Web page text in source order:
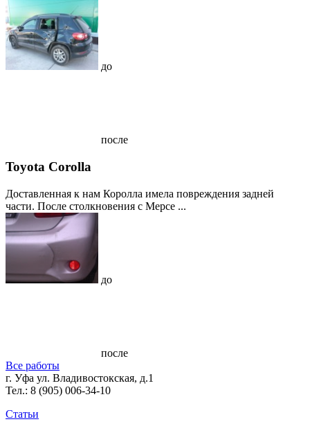
до
после
Toyota Corolla
Доставленная к нам Королла имела повреждения задней
части. После столкновения с Мерсе ...
до
после
Все работы
г. Уфа ул. Владивостокская, д.1
Тел.: 8 (905) 006-34-10
Статьи